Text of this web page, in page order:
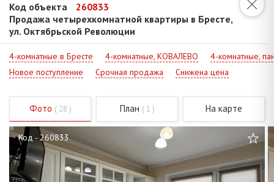
Код объекта
260833
Продажа четырехкомнатной квартиры в Бресте,
ул. Октябрьской Революции
4-комнатные в Бресте 4-комнатные, КОВАЛЕВО
4-комнатные,
Новое поступление
Срочная продажа Снижена цена
Фото ( 28 ) План ( 1 ) На карте
Код - 260833